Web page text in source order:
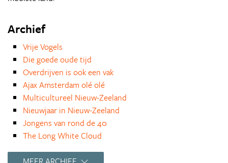
Archief
Vrije Vogels
Die goede oude tijd
Overdrijven is ook een vak
Ajax Amsterdam olé olé
Multicultureel Nieuw-Zeeland
Nieuwjaar in Nieuw-Zeeland
Jongens van rond de 40
The Long White Cloud